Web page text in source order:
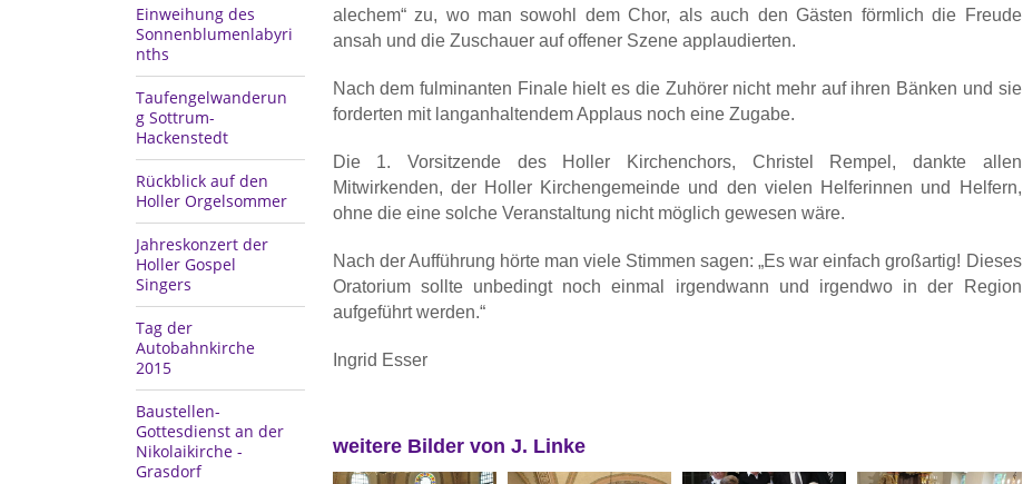
Einweihung des
Sonnenblumenlabyri
nths
Taufengelwanderun
g Sottrum-
Hackenstedt
Rückblick auf den
Holler Orgelsommer
Jahreskonzert der
Holler Gospel
Singers
Tag der
Autobahnkirche
2015
Baustellen-
Gottesdienst an der
Nikolaikirche -
Grasdorf
alechem“ zu, wo man sowohl dem Chor, als auch den Gästen förmlich die Freude
ansah und die Zuschauer auf offener Szene applaudierten.
Nach dem fulminanten Finale hielt es die Zuhörer nicht mehr auf ihren Bänken und sie
forderten mit langanhaltendem Applaus noch eine Zugabe.
Die 1. Vorsitzende des Holler Kirchenchors, Christel Rempel, dankte allen
Mitwirkenden, der Holler Kirchengemeinde und den vielen Helferinnen und Helfern,
ohne die eine solche Veranstaltung nicht möglich gewesen wäre.
Nach der Aufführung hörte man viele Stimmen sagen: „Es war einfach großartig! Dieses
Oratorium sollte unbedingt noch einmal irgendwann und irgendwo in der Region
aufgeführt werden.“
Ingrid Esser
weitere Bilder von J. Linke